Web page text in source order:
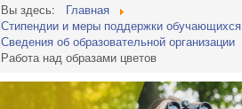
Вы здесь:
Главная
Стипендии и меры поддержки обучающихся
Сведения об образовательной организации
Работа над образами цветов